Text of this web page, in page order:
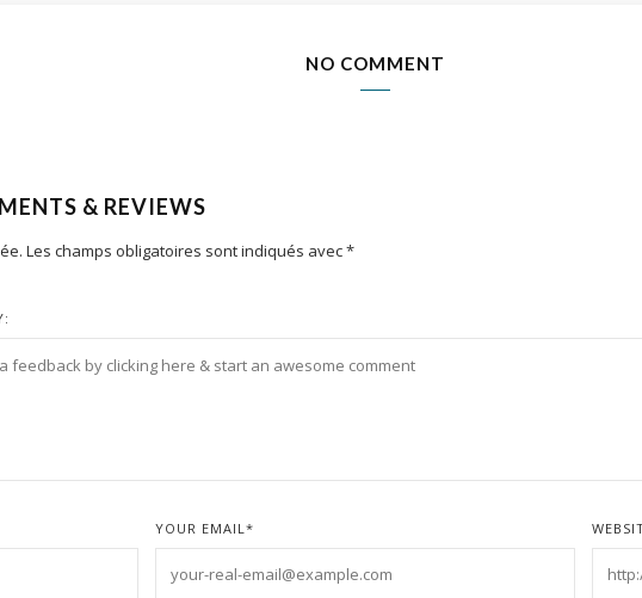
NO COMMENT
& REVIEWS
Les champs obligatoires sont indiqués avec*
YOUR EMAIL *